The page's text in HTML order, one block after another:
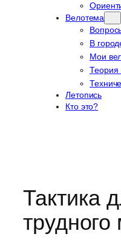
Велотема
В
Мои
Теория
Летопись
Кто это?
Тактика